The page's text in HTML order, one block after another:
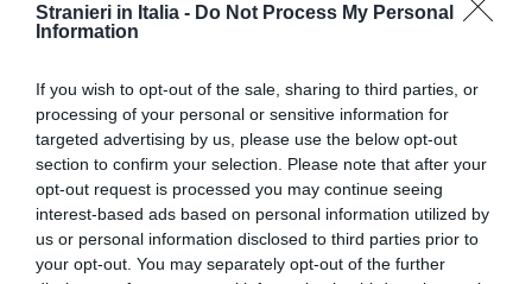
Stranieri in Italia - Do Not Process My Personal
Information
If you wish to opt-out of the sale, sharing to third parties, or
processing of your personal or sensitive information for
targeted advertising by us, please use the below opt-out
section to confirm your selection. Please note that after your
opt-out request is processed you may continue seeing
interest-based ads based on personal information utilized by
us or personal information disclosed to third parties prior to
your opt-out. You may separately opt-out of the further